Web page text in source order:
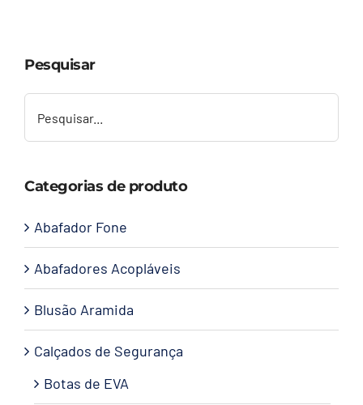
Contato
Pesquisar
Categorias de produto
Abafador Fone
Abafadores Acopláveis
Blusão Aramida
Calçados de Segurança
Botas de EVA